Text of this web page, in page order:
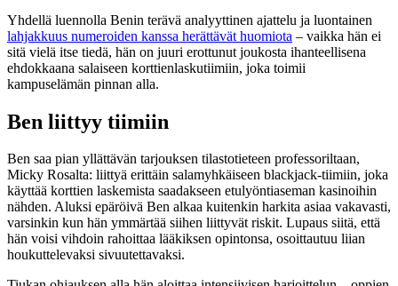
Yhdellä luennolla Benin terävä analyyttinen ajattelu ja luontainen
lahjakkuus numeroiden kanssa herättävät huomiota – vaikka hän ei
sitä vielä itse tiedä, hän on juuri erottunut joukosta ihanteellisena
ehdokkaana salaiseen korttienlaskutiimiin, joka toimii
kampuselämän pinnan alla.
Ben liittyy tiimiin
Ben saa pian yllättävän tarjouksen tilastotieteen professoriltaan,
Micky Rosalta: liittyä erittäin salamyhkäiseen blackjack-tiimiin, joka
käyttää korttien laskemista saadakseen etulyöntiaseman kasinoihin
nähden. Aluksi epäröivä Ben alkaa kuitenkin harkita asiaa vakavasti,
varsinkin kun hän ymmärtää siihen liittyvät riskit. Lupaus siitä, että
hän voisi vihdoin rahoittaa lääkiksen opintonsa, osoittautuu liian
houkuttelevaksi sivuutettavaksi.